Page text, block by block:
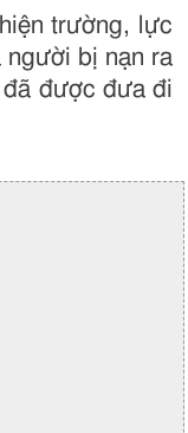
trường, lực
người bị nạn ra
đã được đưa đi